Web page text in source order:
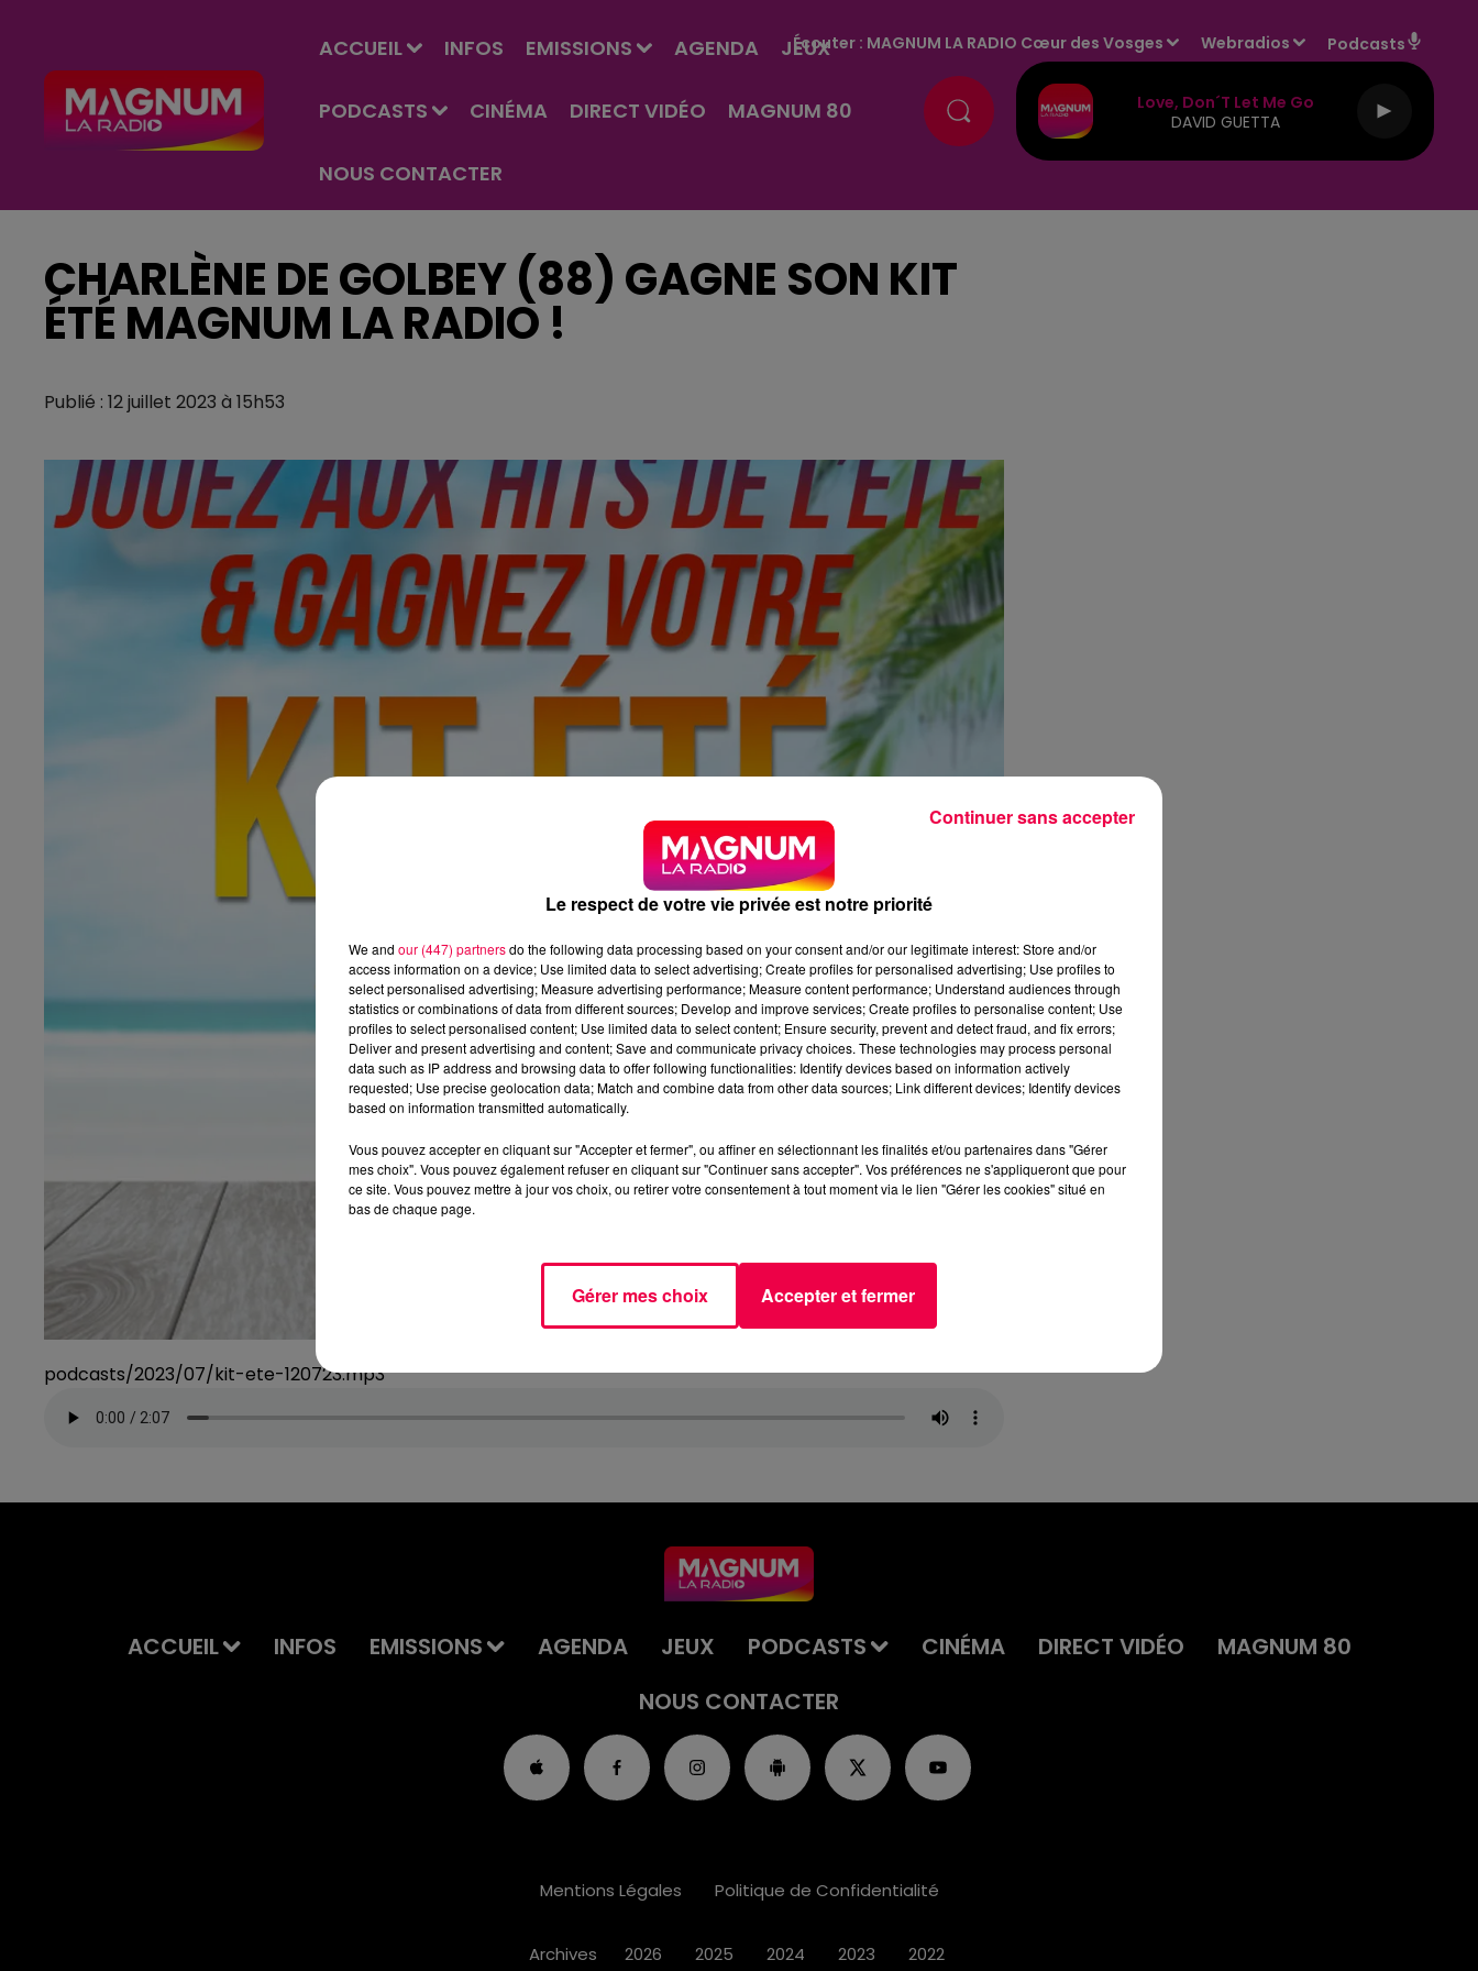
ACCUEIL INFOS EMISSIONS AGENDA JEUX
PODCASTS CINÉMA DIRECT VIDÉO MAGNUM 80
NOUS CONTACTER
Écouter : MAGNUM LA RADIO Cœur des Vosges Webradios Podcasts
Love, Don´t Let Me Go
DAVID GUETTA
CHARLÈNE DE GOLBEY (88) GAGNE SON KIT
ÉTÉ MAGNUM LA RADIO !
Publié : 12 juillet 2023 à 15h53
podcasts/2023/07/kit-ete-120723.mp3
ACCUEIL INFOS EMISSIONS AGENDA JEUX PODCASTS CINÉMA DIRECT VIDÉO
MAGNUM 80
NOUS CONTACTER
Mentions Légales Politique de Confidentialité
Archives 2026 2025 2024 2023 2022
Le respect de votre vie privée est notre priorité
We and our (447) partnersdo the following data processing based on your consent and/or our legitimate interest: Store and/or
access information on a device; Use limited data to select advertising; Create profiles for personalised advertising; Use profiles to
select personalised advertising; Measure advertising performance; Measure content performance; Understand audiences through
statistics or combinations of data from different sources; Develop and improve services; Create profiles to personalise content; Use
profiles to select personalised content; Use limited data to select content; Ensure security, prevent and detect fraud, and fix errors;
Deliver and present advertising and content; Save and communicate privacy choices. These technologies may process personal
data such as IP address and browsing data to offer following functionalities: Identify devices based on information actively
requested; Use precise geolocation data; Match and combine data from other data sources; Link different devices; Identify devices
based on information transmitted automatically.
Vous pouvez accepter en cliquant sur "Accepter et fermer", ou affiner en sélectionnant les finalités et/ou partenaires dans "Gérer
mes choix". Vous pouvez également refuser en cliquant sur "Continuer sans accepter". Vos préférences ne s'appliqueront que pour
ce site. Vous pouvez mettre à jour vos choix, ou retirer votre consentement à tout moment via le lien "Gérer les cookies" situé en
bas de chaque page.
Gérer mes choix Accepter et fermer
Continuer sans accepter